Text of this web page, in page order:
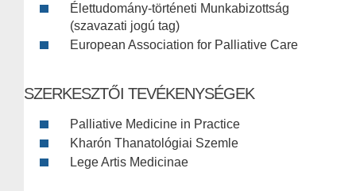
Élettudomány-történeti Munkabizottság
(szavazati jogú tag)
European Association for Palliative Care
SZERKESZTŐI TEVÉKENYSÉGEK
Palliative Medicine in Practice
Kharón Thanatológiai Szemle
Lege Artis Medicinae